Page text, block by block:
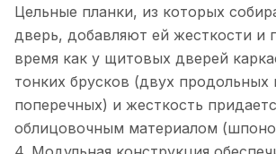
Цельные планки, из которых
дверь, добавляют ей жесткости и
время как у щитовых дверей
тонких брусков (двух продольных
поперечных) и жесткость
облицовочным материалом